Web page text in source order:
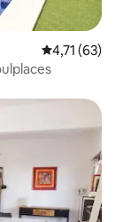
4,71 (63)